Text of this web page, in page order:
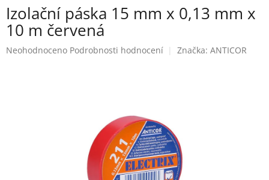
Izolační páska 15 mm x 0,13 mm x
10 m červená
Průměrné
Neohodnoceno Podrobnosti hodnocení Značka: ANTICOR